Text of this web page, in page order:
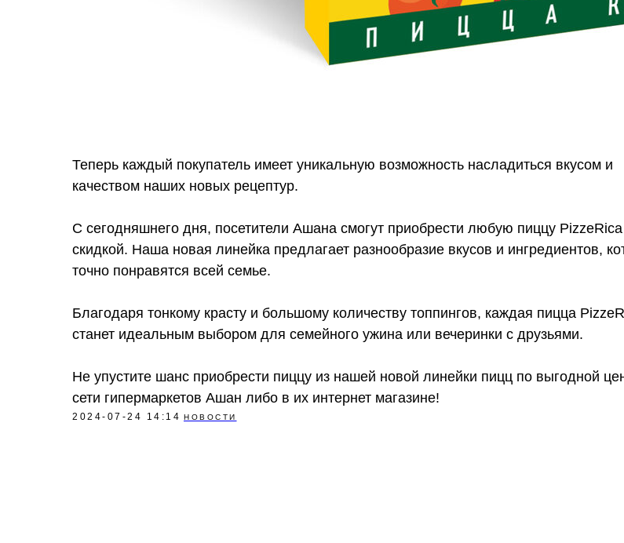
Теперь каждый покупатель имеет уникальную возможность насладиться вкусом и
качеством наших новых рецептур.
С сегодняшнего дня, посетители Ашана смогут приобрести любую пиццу
скидкой. Наша новая линейка предлагает разнообразие вкусов и ингредиентов,
точно понравятся всей семье.
Благодаря тонкому красту и большому количеству топпингов, каждая пицца
станет идеальным выбором для семейного ужина или вечеринки с друзьями.
Не упустите шанс приобрести пиццу из нашей новой линейки пицц по выгодной
сети гипермаркетов Ашан либо в их интернет магазине!
2024-07-24 14:14 НОВОСТИ